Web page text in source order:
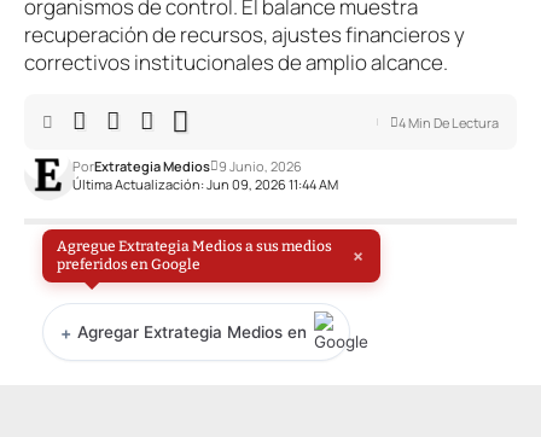
organismos de control. El balance muestra
recuperación de recursos, ajustes financieros y
correctivos institucionales de amplio alcance.
Última Actualización: Jun 09, 2026 11:44 AM
PorExtrategia Medios 9 Junio, 2026
4 Min De Lectura
Agregue Extrategia Medios a sus medios
preferidos en Google
×
+ Agregar Extrategia Medios en